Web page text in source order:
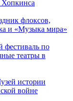
Хопкинса
флоксов,
и «Музыка мира»
по
театры в
истории
войне